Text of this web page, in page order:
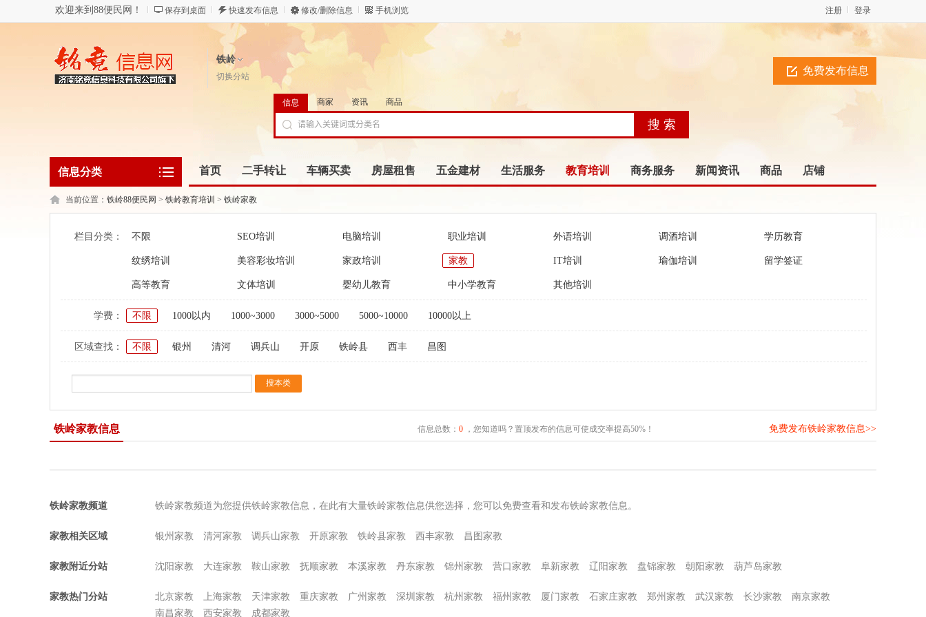
欢迎来到88便民网！ 保存到桌面 快速发布信息 修改/删除信息 手机浏览 登录
注册
铁岭
切换分站 免费发布信息
信息 商家 资讯 商品
信息分类 首页 二手转让 车辆买卖 房屋租售 五金建材 生活服务 教育培训 商务服务 新闻资讯 商品 店铺
当前位置： 铁岭88便民网 > 铁岭教育培训 > 铁岭家教
栏目分类： 不限 SEO培训 电脑培训 职业培训 外语培训 调酒培训 学历教育
纹绣培训 美容彩妆培训 家政培训 家教 IT培训 瑜伽培训 留学签证
高等教育 文体培训 婴幼儿教育 中小学教育 其他培训
学费： 不限 1000以内 1000~3000 3000~5000 5000~10000 10000以上
区域查找： 不限 银州 清河 调兵山 开原 铁岭县 西丰 昌图
铁岭家教信息 信息总数： 0，您知道吗？置顶发布的信息可使成交率提高50%！ 免费发布铁岭家教信息>>
铁岭家教频道 铁岭家教频道为您提供铁岭家教信息，在此有大量铁岭家教信息供您选择，您可以免费查看和发布铁岭家教信息。
家教相关区域 银州家教 清河家教 调兵山家教 开原家教 铁岭县家教 西丰家教 昌图家教
家教附近分站 沈阳家教 大连家教 鞍山家教 抚顺家教 本溪家教 丹东家教 锦州家教 营口家教 阜新家教 辽阳家教 盘锦家教 朝阳家教 葫芦岛家教
家教热门分站 北京家教 上海家教 天津家教 重庆家教 广州家教 深圳家教 杭州家教 福州家教 厦门家教 石家庄家教 郑州家教 武汉家教 长沙家教
南京家教
南昌家教
西安家教 成都家教